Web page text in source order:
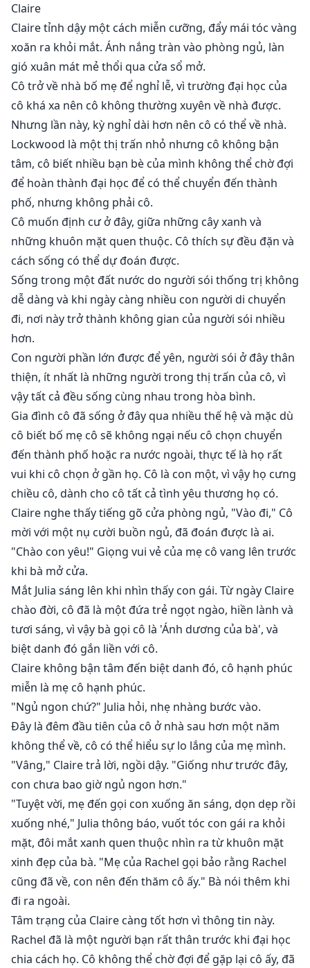
Claire bị bắt khỏi gia đình bởi Vua người sói tàn bạo để
trở thành bạn đời định mệnh của anh. Anh khinh
thường cô vì cô là con người trong khi Claire chỉ muốn
tự do khỏi người đàn ông sử dụng thân thể và phá vỡ
tâm trí cô.
Khi cô bị bắt cóc bởi một bầy sói tấn công, Vua Alpha
Lukas nổi cơn thịnh nộ và đuổi theo bạn đời của mình.
Cô là của anh, sau tất cả, không ai có thể lấy cô khỏi
"Đây là nơi em thuộc về, bị trói vào giường của tôi vì tôi
sở hữu tất cả của em."
Claire
Claire tỉnh dậy một cách miễn cưỡng, đẩy mái tóc vàng
xoăn ra khỏi mắt. Ánh nắng tràn vào phòng ngủ, làn
gió xuân mát mẻ thổi qua cửa sổ mở.
Cô trở về nhà bố mẹ để nghỉ lễ, vì trường đại học của
cô khá xa nên cô không thường xuyên về nhà được.
Nhưng lần này, kỳ nghỉ dài hơn nên cô có thể về nhà.
Lockwood là một thị trấn nhỏ nhưng cô không bận
tâm, cô biết nhiều bạn bè của mình không thể chờ đợi
để hoàn thành đại học để có thể chuyển đến thành
phố, nhưng không phải cô.
Cô muốn định cư ở đây, giữa những cây xanh và
những khuôn mặt quen thuộc. Cô thích sự đều đặn và
cách sống có thể dự đoán được.
Sống trong một đất nước do người sói thống trị không
dễ dàng và khi ngày càng nhiều con người di chuyển
đi, nơi này trở thành không gian của người sói nhiều
hơn.
Con người phần lớn được để yên, người sói ở đây thân
thiện, ít nhất là những người trong thị trấn của cô, vì
vậy tất cả đều sống cùng nhau trong hòa bình.
Gia đình cô đã sống ở đây qua nhiều thế hệ và mặc dù
cô biết bố mẹ cô sẽ không ngại nếu cô chọn chuyển
đến thành phố hoặc ra nước ngoài, thực tế là họ rất
vui khi cô chọn ở gần họ. Cô là con một, vì vậy họ cưng
chiều cô, dành cho cô tất cả tình yêu thương họ có.
Claire nghe thấy tiếng gõ cửa phòng ngủ, "Vào đi," Cô
mời với một nụ cười buồn ngủ, đã đoán được là ai.
"Chào con yêu!" Giọng vui vẻ của mẹ cô vang lên trước
khi bà mở cửa.
Mắt Julia sáng lên khi nhìn thấy con gái. Từ ngày Claire
chào đời, cô đã là một đứa trẻ ngọt ngào, hiền lành và
tươi sáng, vì vậy bà gọi cô là 'Ánh dương của bà', và
biệt danh đó gắn liền với cô.
Claire không bận tâm đến biệt danh đó, cô hạnh phúc
miễn là mẹ cô hạnh phúc.
"Ngủ ngon chứ?" Julia hỏi, nhẹ nhàng bước vào.
Đây là đêm đầu tiên của cô ở nhà sau hơn một năm
không thể về, cô có thể hiểu sự lo lắng của mẹ mình.
"Vâng," Claire trả lời, ngồi dậy. "Giống như trước đây,
con chưa bao giờ ngủ ngon hơn."
"Tuyệt vời, mẹ đến gọi con xuống ăn sáng, dọn dẹp rồi
xuống nhé," Julia thông báo, vuốt tóc con gái ra khỏi
mặt, đôi mắt xanh quen thuộc nhìn ra từ khuôn mặt
xinh đẹp của bà. "Mẹ của Rachel gọi bảo rằng Rachel
cũng đã về, con nên đến thăm cô ấy." Bà nói thêm khi
đi ra ngoài.
Tâm trạng của Claire càng tốt hơn vì thông tin này.
Rachel đã là một người bạn rất thân trước khi đại học
chia cách họ. Cô không thể chờ đợi để gặp lại cô ấy, đã